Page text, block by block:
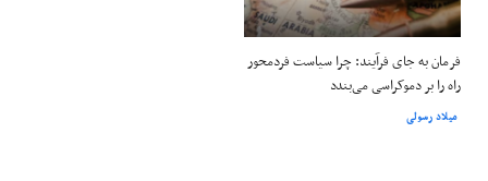
فرمان به جای فرآیند: چرا سیاست فردمحور
راه را بر دموکراسی می‌بندد
میلاد رسولی